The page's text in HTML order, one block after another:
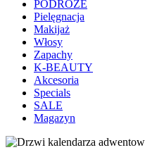
PODRÓŻE
Pielęgnacja
Makijaż
Włosy
Zapachy
K-BEAUTY
Akcesoria
Specials
SALE
Magazyn